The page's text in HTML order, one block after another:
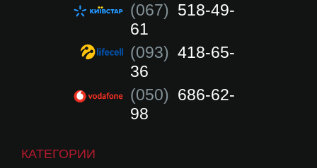
(067) 518-49-
61
(093) 418-65-
36
(050) 686-62-
98
КАТЕГОРИИ